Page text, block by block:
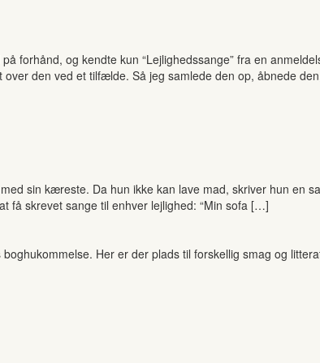
forhånd, og kendte kun “Lejlighedssange” fra en
over den ved et tilfælde. Så jeg samlede den op, åbnede
sin kæreste. Da hun ikke kan lave mad, skriver hun en
få skrevet sange til enhver lejlighed: “Min sofa […]
Her er der plads til forskellig smag og